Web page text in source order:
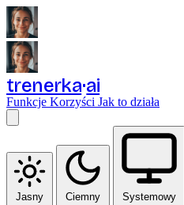
trenerka ai
Funkcje Korzyści Jak to działa
Jasny Ciemny Systemowy